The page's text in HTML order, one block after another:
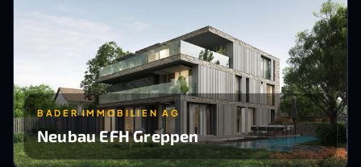
BADER IMMOBILIEN AG
Neubau EFH Greppen